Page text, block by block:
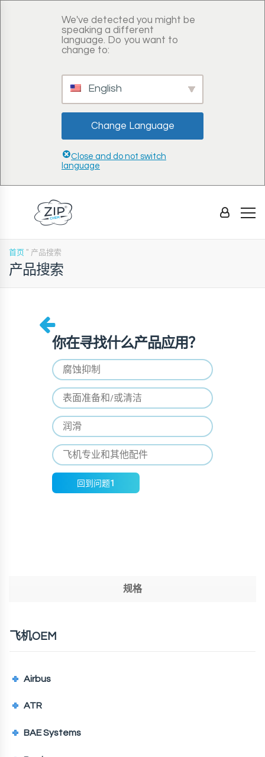
We've detected you might be
speaking a different
language. Do you want to
change to:
English
Change Language
Close and do not switch
language
首页 " 产品搜索
产品搜索
你在寻找什么产品应用？
腐蚀抑制
表面准备和/或清洁
润滑
飞机专业和其他配件
回到问题1
规格
飞机OEM
Airbus
ATR
BAE Systems